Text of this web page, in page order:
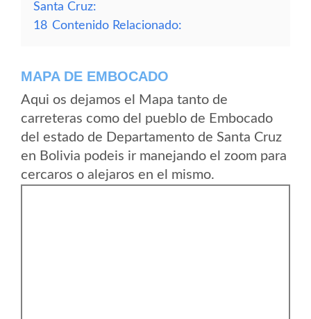
Santa Cruz:
18 Contenido Relacionado:
MAPA DE EMBOCADO
Aqui os dejamos el Mapa tanto de
carreteras como del pueblo de Embocado
del estado de Departamento de Santa Cruz
en Bolivia podeis ir manejando el zoom para
cercaros o alejaros en el mismo.